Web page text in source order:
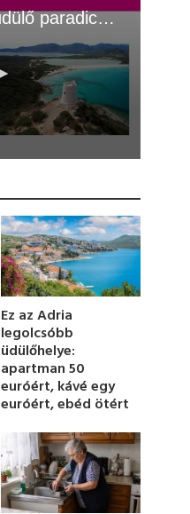
Európa eldugott üdülő paradicsoma
Ez az Adria
legolcsóbb
üdülőhelye:
apartman 50
euróért, kávé egy
euróért, ebéd ötért